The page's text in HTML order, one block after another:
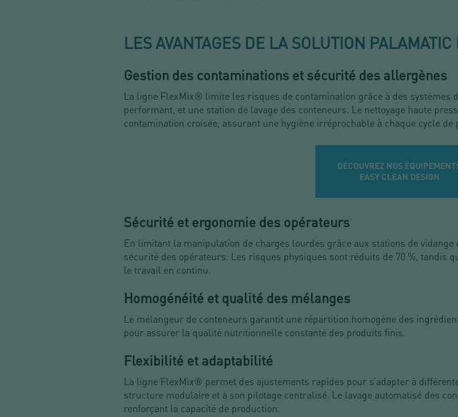
LES AVANTAGES DE LA SOLUTION PALAMATIC
Gestion des contaminations et sécurité des allergènes
La ligne FlexMix® limite les risques de contamination grâce à des systèmes
performant, et une station de lavage des conteneurs. Le nettoyage haute
contamination croisée, assurant une hygiène irréprochable à chaque cycle de
DÉCOUVREZ NOS
EASY CLEAN DESIGN
Sécurité et ergonomie des opérateurs
En limitant la manipulation de charges lourdes grâce aux stations de
sécurité des opérateurs. Les risques physiques sont réduits de 70 %, tandis
le travail en continu.
Homogénéité et qualité des mélanges
Le mélangeur de conteneurs garantit une répartition homogène des
pour assurer la qualité nutritionnelle constante des produits finis.
Flexibilité et adaptabilité
La ligne FlexMix® permet des ajustements rapides pour s’adapter à
structure modulaire et à son pilotage centralisé. Le lavage automatisé des
renforçant la capacité de production.